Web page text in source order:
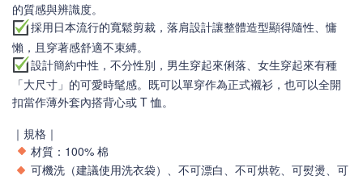
的質感與辨識度。
採用日本流行的寬鬆剪裁，落肩設計讓整體造型顯得隨性、慵
懶，且穿著感舒適不束縛。
設計簡約中性，不分性別，男生穿起來俐落、女生穿起來有種
「大尺寸」的可愛時髦感。既可以單穿作為正式襯衫，也可以全開
扣當作薄外套內搭背心或 T 恤。
｜規格｜
材質：100% 棉
可機洗（建議使用洗衣袋）、不可漂白、不可烘乾、可熨燙、可